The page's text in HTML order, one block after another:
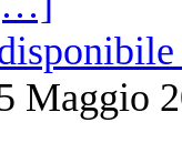
Maggio